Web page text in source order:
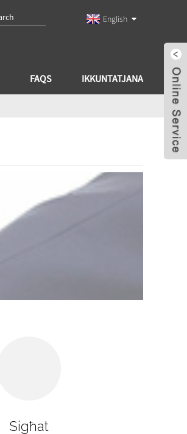
English
FAQS IKKUNTATJANA
Sigħat